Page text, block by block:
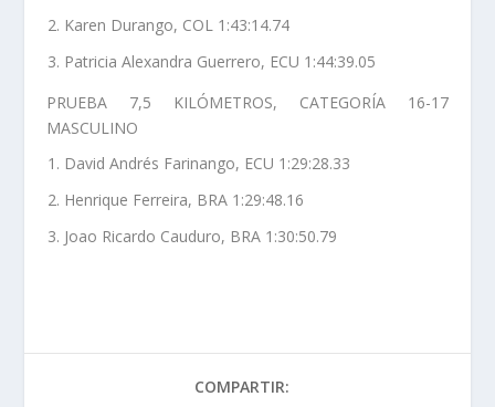
Karen Durango, COL 1:43:14.74
Patricia Alexandra Guerrero, ECU 1:44:39.05
PRUEBA 7,5 KILÓMETROS, CATEGORÍA 16-17
MASCULINO
David Andrés Farinango, ECU 1:29:28.33
Henrique Ferreira, BRA 1:29:48.16
Joao Ricardo Cauduro, BRA 1:30:50.79
COMPARTIR: